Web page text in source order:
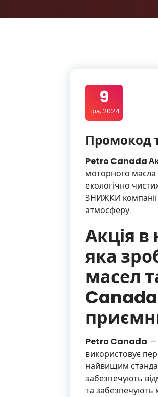
9
Тра, 2024
Промокод
Petro Canada
моторного масла
екологічно
ЗНИЖКИ
атмосферу.
Акція
яка
масел
Canada
Petro Canada —
використовує
найвищим
забезпечують
та забезпечують